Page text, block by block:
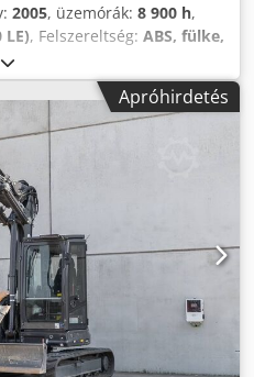
2005, üzemórák: 8 900 h,
LE), Felszereltség: ABS, fülke,
mm Magasság: 2997 mm
2723 mm Névleges
Névleges fordulatszám:
6 Lökettérfogat: 7480 cm³
Apróhirdetés